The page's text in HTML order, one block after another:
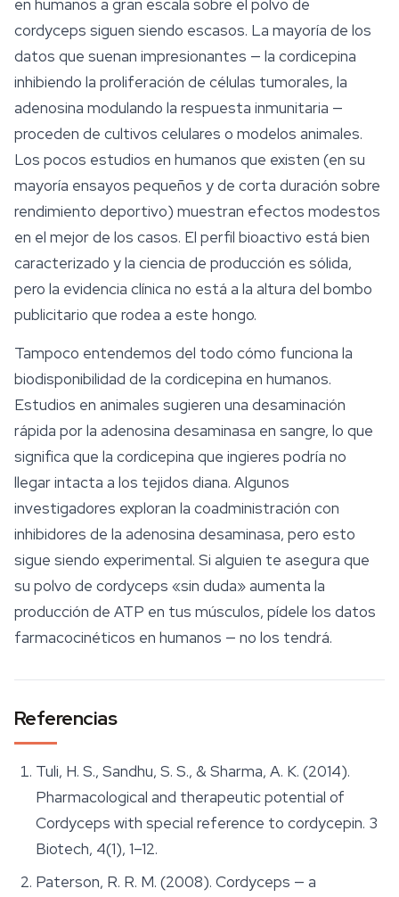
en humanos a gran escala sobre el polvo de
cordyceps siguen siendo escasos. La mayoría de los
datos que suenan impresionantes — la cordicepina
inhibiendo la proliferación de células tumorales, la
adenosina modulando la respuesta inmunitaria —
proceden de cultivos celulares o modelos animales.
Los pocos estudios en humanos que existen (en su
mayoría ensayos pequeños y de corta duración sobre
rendimiento deportivo) muestran efectos modestos
en el mejor de los casos. El perfil bioactivo está bien
caracterizado y la ciencia de producción es sólida,
pero la evidencia clínica no está a la altura del bombo
publicitario que rodea a este hongo.
Tampoco entendemos del todo cómo funciona la
biodisponibilidad de la cordicepina en humanos.
Estudios en animales sugieren una desaminación
rápida por la adenosina desaminasa en sangre, lo que
significa que la cordicepina que ingieres podría no
llegar intacta a los tejidos diana. Algunos
investigadores exploran la coadministración con
inhibidores de la adenosina desaminasa, pero esto
sigue siendo experimental. Si alguien te asegura que
su polvo de cordyceps «sin duda» aumenta la
producción de ATP en tus músculos, pídele los datos
farmacocinéticos en humanos — no los tendrá.
Referencias
Tuli, H. S., Sandhu, S. S., & Sharma, A. K. (2014).
Pharmacological and therapeutic potential of
Cordyceps with special reference to cordycepin. 3
Biotech, 4(1), 1–12.
Paterson, R. R. M. (2008). Cordyceps — a